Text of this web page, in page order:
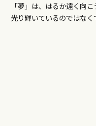
「夢」は、はるか遠く向
光り輝いているのではなく